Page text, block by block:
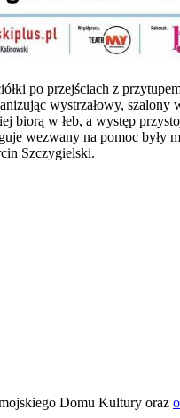
po przejściach z
wystrzałowy,
biorą w łeb, a występ
wezwany na pomoc były
Szczygielski.
Domu Kultury oraz